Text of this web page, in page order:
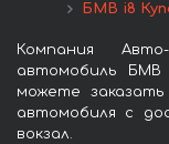
БМВ i8
Компания
автомобиль
можете
автомобиля с
вокзал.